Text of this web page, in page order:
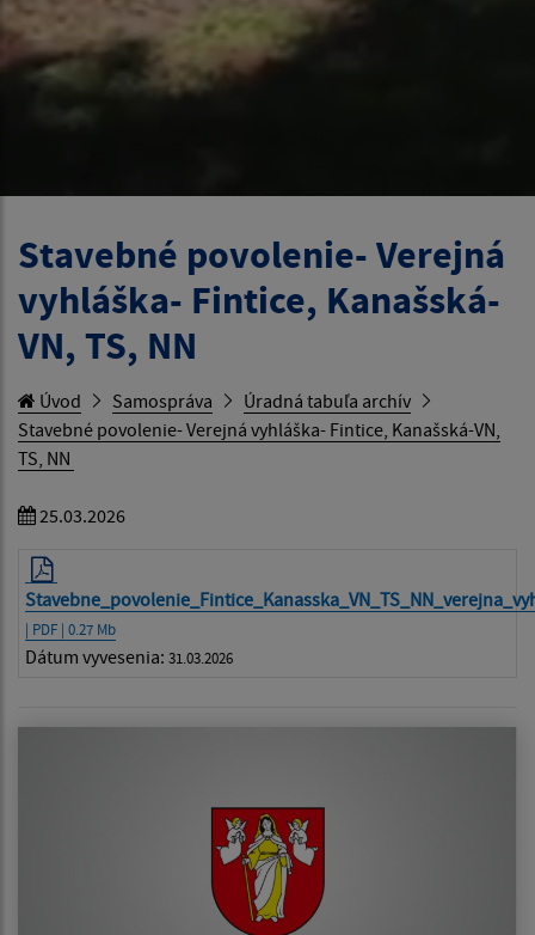
Stavebné povolenie- Verejná
vyhláška- Fintice, Kanašská-
VN, TS, NN
Úvod Samospráva
Úradná tabuľa archív
Stavebné povolenie- Verejná vyhláška- Fintice, Kanašská-VN,
TS, NN
25.03.2026
| PDF | 0.27 Mb
Dátum vyvesenia: 31.03.2026